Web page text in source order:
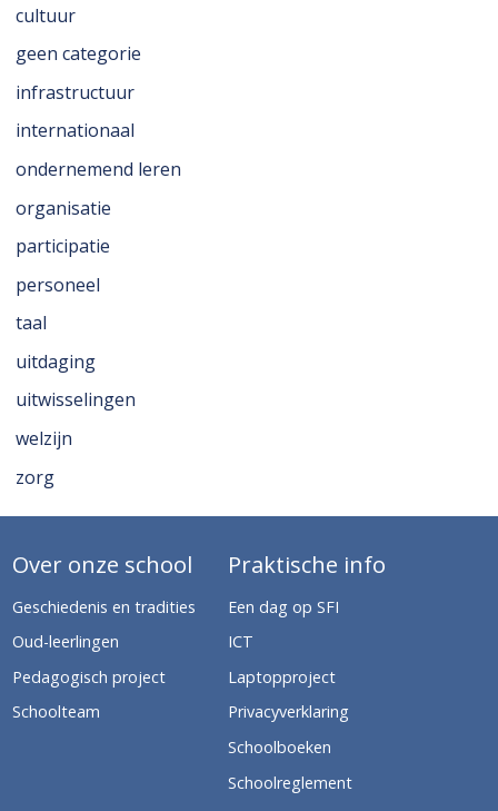
cultuur
geen categorie
infrastructuur
internationaal
ondernemend leren
organisatie
participatie
personeel
taal
uitdaging
uitwisselingen
welzijn
zorg
Over onze school
Geschiedenis en tradities
Oud-leerlingen
Pedagogisch project
Schoolteam
Praktische info
Een dag op SFI
ICT
Laptopproject
Privacyverklaring
Schoolboeken
Schoolreglement